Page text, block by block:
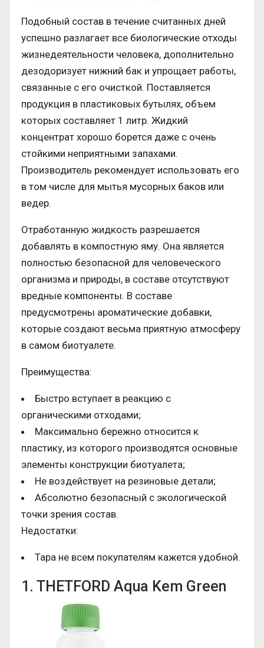
Подобный состав в течение считанных дней
успешно разлагает все биологические отходы
жизнедеятельности человека, дополнительно
дезодоризует нижний бак и упрощает работы,
связанные с его очисткой. Поставляется
продукция в пластиковых бутылях, объем
которых составляет 1 литр. Жидкий
концентрат хорошо борется даже с очень
стойкими неприятными запахами.
Производитель рекомендует использовать его
в том числе для мытья мусорных баков или
ведер.
Отработанную жидкость разрешается
добавлять в компостную яму. Она является
полностью безопасной для человеческого
организма и природы, в составе отсутствуют
вредные компоненты. В составе
предусмотрены ароматические добавки,
которые создают весьма приятную атмосферу
в самом биотуалете.
Преимущества:
Быстро вступает в реакцию с
органическими отходами;
Максимально бережно относится к
пластику, из которого производятся основные
элементы конструкции биотуалета;
Не воздействует на резиновые детали;
Абсолютно безопасный с экологической
точки зрения состав.
Недостатки:
Тара не всем покупателям кажется удобной.
1. THETFORD Aqua Kem Green